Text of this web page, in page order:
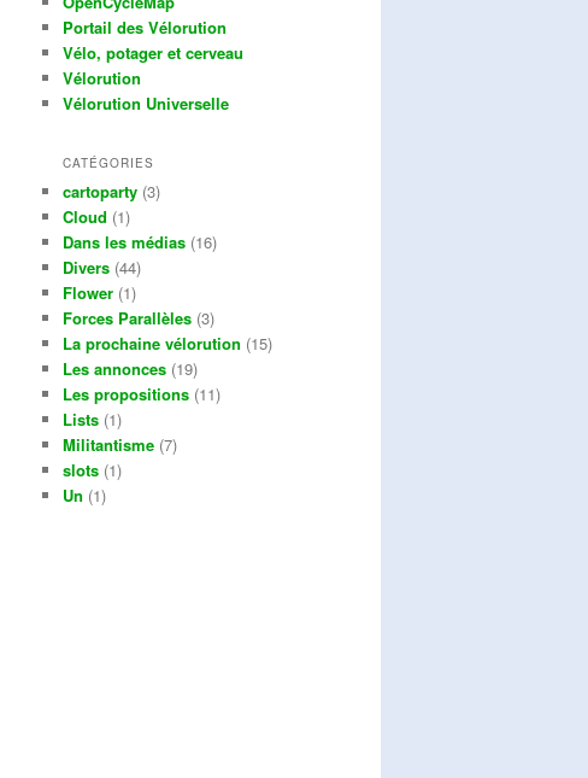
Portail des Vélorution
Vélo, potager et cerveau
Vélorution
Vélorution Universelle
CATÉGORIES
cartoparty (3)
Cloud (1)
Dans les médias (16)
Divers (44)
Flower (1)
Forces Parallèles (3)
La prochaine vélorution (15)
Les annonces (19)
Les propositions (11)
Lists (1)
Militantisme (7)
slots (1)
Un (1)